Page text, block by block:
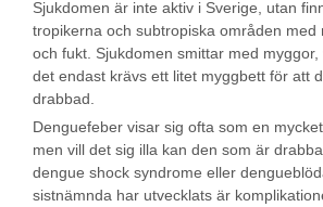
Sjukdomen är inte aktiv i Sverige, utan
tropikerna och subtropiska områden med
och fukt. Sjukdomen smittar med
det endast krävs ett litet myggbett för att
drabbad.
Denguefeber visar sig ofta som en
men vill det sig illa kan den som är
dengue shock syndrome eller
sistnämnda har utvecklats är